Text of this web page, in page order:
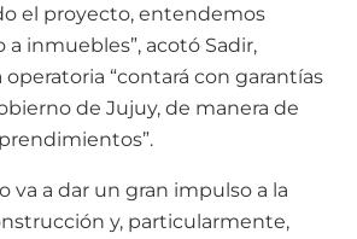
el proyecto, entendemos
a inmuebles”, acotó Sadir,
“contará con garantías
de Jujuy, de manera de
va a dar un gran impulso a la
y, particularmente,